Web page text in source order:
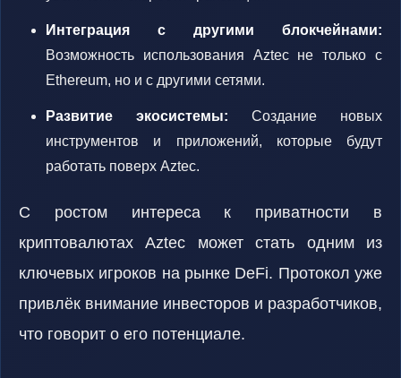
Интеграция с другими блокчейнами:
Возможность использования Aztec не только с
Ethereum, но и с другими сетями.
Развитие экосистемы: Создание новых
инструментов и приложений, которые будут
работать поверх Aztec.
С ростом интереса к приватности в
криптовалютах Aztec может стать одним из
ключевых игроков на рынке DeFi. Протокол уже
привлёк внимание инвесторов и разработчиков,
что говорит о его потенциале.